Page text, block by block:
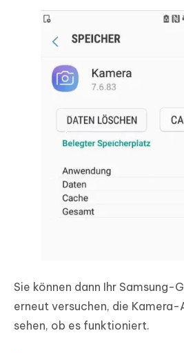
Sie können dann Ihr Samsung-
erneut versuchen, die Kamera-
sehen, ob es funktioniert.